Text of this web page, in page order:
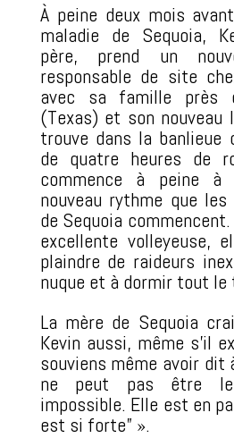
À peine deux mois
maladie de Sequoia,
père, prend un
responsable de site
avec sa famille près
(Texas) et son nouveau
trouve dans la banlieue
de quatre heures de
commence à peine à
nouveau rythme que
de Sequoia
excellente volleyeuse,
plaindre de raideurs
nuque et à dormir tout le
La mère de Sequoia
Kevin aussi, même s’il
souviens même avoir dit
ne peut pas être le
impossible. Elle est en
est si forte” ».